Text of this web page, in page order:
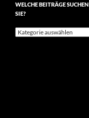
WELCHE BEITRÄGE SUCHEN
SIE?
Welche